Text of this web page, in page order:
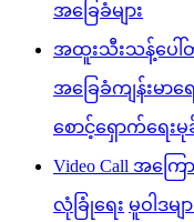
အခြေခံများ
အထူးသီးသန့်ပေါ်
အခြေခံကျန်းမာရ
စောင့်ရှောက်ရေးမု
Video Call အကြေ
လုံခြုံရေး မူဝါဒမျာ